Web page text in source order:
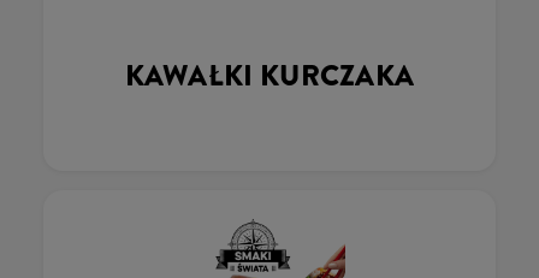
KAWAŁKI KURCZAKA